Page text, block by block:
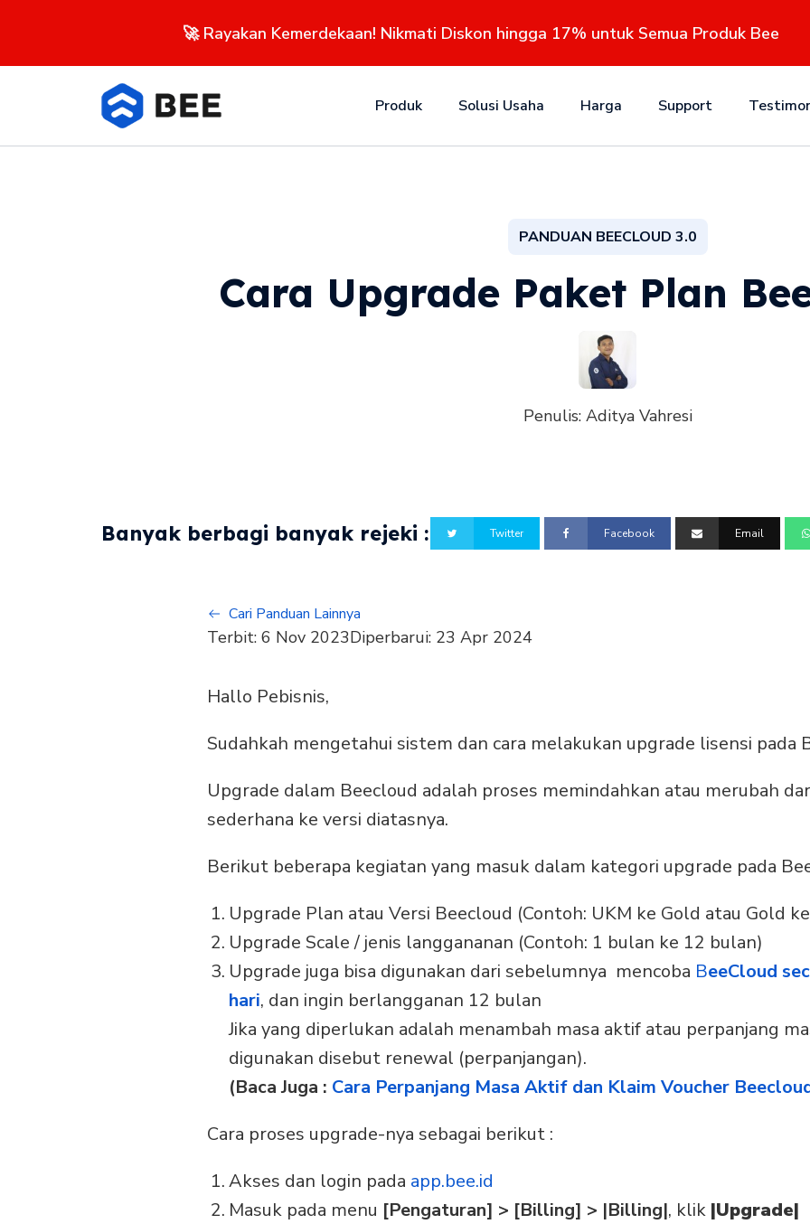
🚀 Rayakan Kemerdekaan! Nikmati Diskon hingga 17% untuk Semua Produk Bee
Produk Solusi Usaha Harga Support
PANDUAN BEECLOUD 3.0
Cara Upgrade Paket Plan
Penulis: Aditya Vahresi
Banyak berbagi banyak rejeki : Twitter Facebook Email
Cari Panduan Lainnya
Terbit:6 Nov 2023Diperbarui: 23 Apr 2024
Hallo Pebisnis,
Sudahkah mengetahui sistem dan cara melakukan upgrade lisensi pada
Upgrade dalam Beecloud adalah proses memindahkan atau merubah
sederhana ke versi diatasnya.
Berikut beberapa kegiatan yang masuk dalam kategori upgrade pada
Upgrade Plan atau Versi Beecloud (Contoh: UKM ke Gold atau Gold
Upgrade Scale / jenis langgananan (Contoh: 1 bulan ke 12 bulan)
Upgrade juga bisa digunakan dari sebelumnya mencoba BeeCloud
hari, dan ingin berlangganan 12 bulan
Jika yang diperlukan adalah menambah masa aktif atau perpanjang
digunakan disebut renewal (perpanjangan).
(Baca Juga : Cara Perpanjang Masa Aktif dan Klaim Voucher
Cara proses upgrade-nya sebagai berikut :
Akses dan login pada app.bee.id
Masuk pada menu [Pengaturan] > [Billing] > |Billing|, klik |Upgrade|